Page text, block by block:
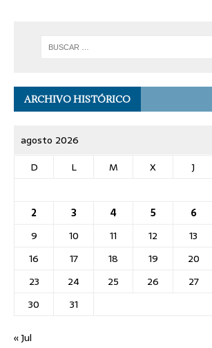
ARCHIVO HISTÓRICO
agosto 2026
D
L M X J
2
3 4 5 6
9
10 11 12 13
16
17 18 19 20
23
24 25 26 27
30
31
« Jul